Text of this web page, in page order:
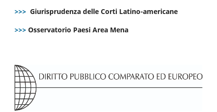
>>> Giurisprudenza delle Corti Latino-americane
>>> Osservatorio Paesi Area Mena